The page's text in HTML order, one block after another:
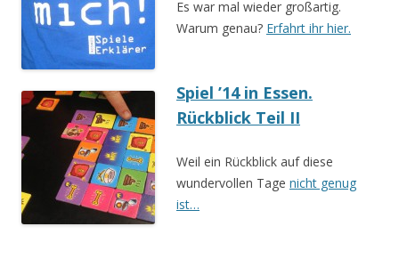
Es war mal wieder großartig.
Warum genau? Erfahrt ihr hier.
Spiel ’14 in Essen.
Rückblick Teil II
Weil ein Rückblick auf diese
wundervollen Tage nicht genug
ist…